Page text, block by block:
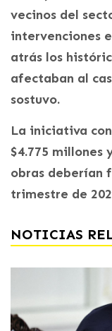
vecinos del
intervenciones
atrás los
afectaban al
sostuvo.
La iniciativa
$4.775 millones
obras deberían
trimestre de
NOTICIAS